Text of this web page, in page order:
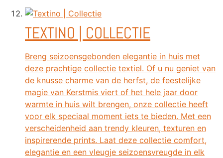
TEXTINO | COLLECTIE
Breng seizoensgebonden elegantie in huis met
deze prachtige collectie textiel. Of u nu geniet van
de knusse charme van de herfst, de feestelijke
magie van Kerstmis viert of het hele jaar door
warmte in huis wilt brengen, onze collectie heeft
voor elk speciaal moment iets te bieden. Met een
verscheidenheid aan trendy kleuren, texturen en
inspirerende prints. Laat deze collectie comfort,
elegantie en een vleugje seizoensvreugde in elk